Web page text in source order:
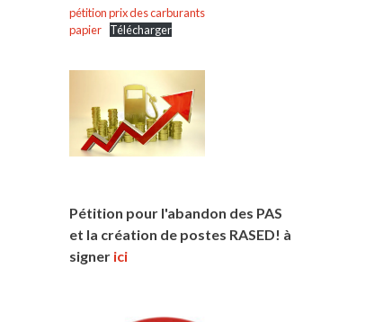
pétition prix des carburants
papier
Télécharger
Pétition pour l'abandon des PAS
et la création de postes RASED! à
signer ici